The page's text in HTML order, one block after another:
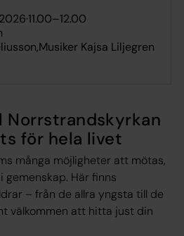
·11.00–12.00
Musiker Kajsa Liljegren
Norrstrandskyrkan
för hela livet
många möjligheter att mötas,
gemenskap. Här finns
– från de allra yngsta till de
välkommen att hitta just din